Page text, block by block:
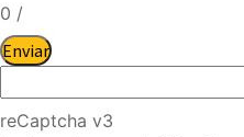
0 /
Enviar
reCaptcha v3